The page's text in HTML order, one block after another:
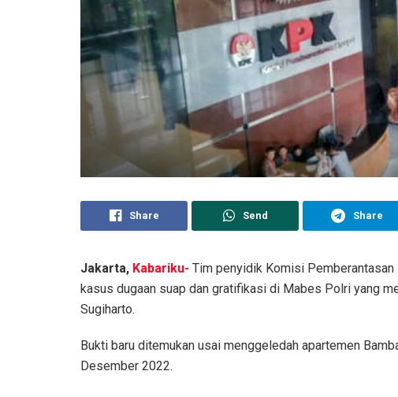
Share Send Share
Jakarta, Kabariku- Tim penyidik Komisi
kasus dugaan suap dan gratifikasi di Mabes Polri yang
Sugiharto.
Bukti baru ditemukan usai menggeledah apartemen
Desember 2022.